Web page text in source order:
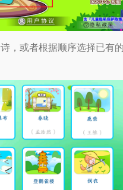
，或者根据顺序选择已有